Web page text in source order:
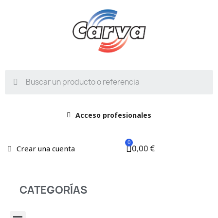
Acceso profesionales
Crear una cuenta 0,00 €
CATEGORÍAS